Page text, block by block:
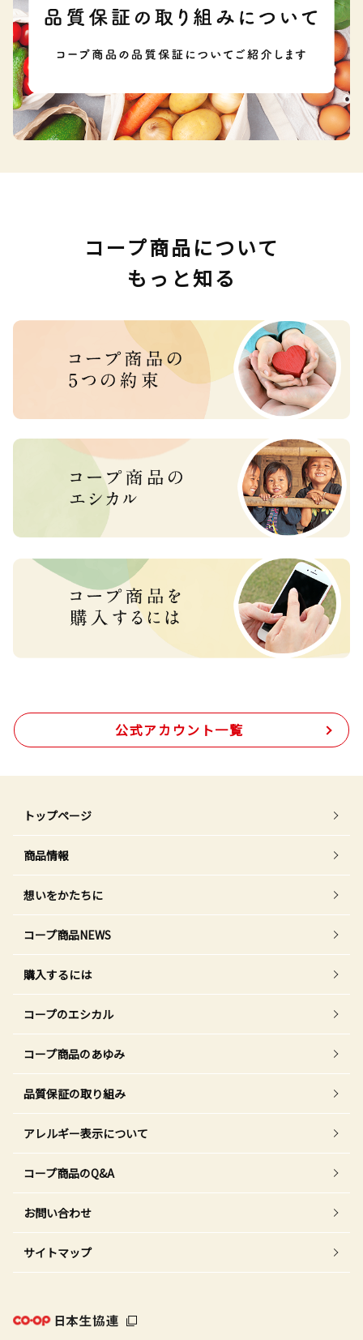
コープ商品について
もっと知る
公式アカウント一覧
トップページ
商品情報
想いをかたちに
コープ商品NEWS
購入するには
コープのエシカル
コープ商品のあゆみ
品質保証の取り組み
アレルギー表示について
コープ商品のQ&A
お問い合わせ
サイトマップ